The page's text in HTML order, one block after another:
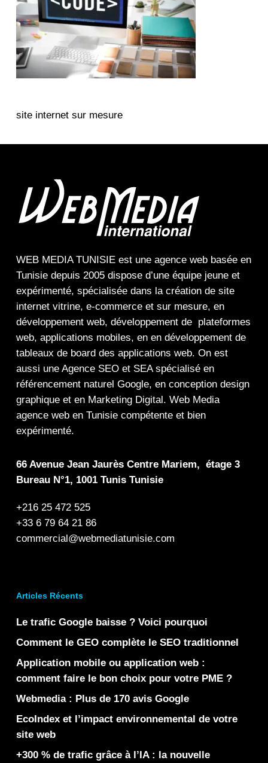
site internet sur mesure
WEB MEDIA TUNISIEest une agence webbasée en
Tunisie depuis 2005 dispose d’une équipe jeune et
expérimenté, spécialisée dans la création de site
internet vitrine, e-commerceet sur mesure, en
développement web, développement de plateformes
web, applications mobiles, en en développement de
tableaux de board des applications web. On est
aussi une Agence SEOet SEAspécialisé en
référencement naturel Google, en conception design
graphiqueet en Marketing Digital . Web Media
agence web en Tunisie compétente et bien
expérimenté.
66 Avenue Jean Jaurès Centre Mariem, étage 3
Bureau N°1, 1001 Tunis Tunisie
+216 25 472 525
+33 6 79 64 21 86
commercial@webmediatunisie.com
Articles Récents
Le trafic Google baisse ? Voici pourquoi
Comment le GEO complète le SEO traditionnel
Application mobile ou application web :
comment faire le bon choix pour votre PME ?
Webmedia : Plus de 170 avis Google
EcoIndex et l’impact environnemental de votre
site web
+300 % de trafic grâce à l’IA : la nouvelle